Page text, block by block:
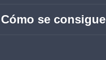
Cómo se consigue